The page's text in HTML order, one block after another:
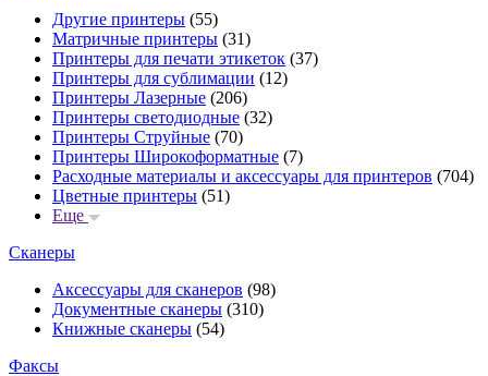
Другие принтеры (55)
Матричные принтеры (31)
Принтеры для печати этикеток (37)
Принтеры для сублимации (12)
Принтеры Лазерные (206)
Принтеры светодиодные (32)
Принтеры Струйные (70)
Принтеры Широкоформатные (7)
Расходные материалы и аксессуары для принтеров (704)
Цветные принтеры (51)
Еще
Сканеры
Аксессуары для сканеров (98)
Документные сканеры (310)
Книжные сканеры (54)
Факсы